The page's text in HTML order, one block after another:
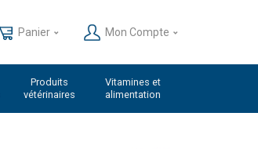
Panier Mon Compte
Produits
vétérinaires
Vitamines et
alimentation